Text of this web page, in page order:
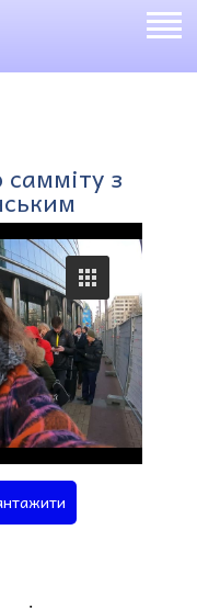
з